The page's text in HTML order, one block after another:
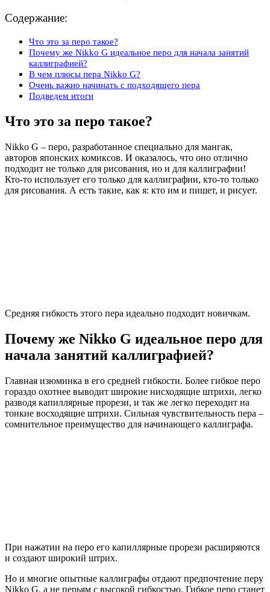
Содержание:
Что это за перо такое?
Почему же Nikko G идеальное перо для начала занятий
каллиграфией?
В чем плюсы пера Nikko G?
Очень важно начинать с подходящего пера
Подведем итоги
Что это за перо такое?
Nikko G – перо, разработанное специально для мангак,
авторов японских комиксов. И оказалось, что оно отлично
подходит не только для рисования, но и для каллиграфии!
Кто-то использует его только для каллиграфии, кто-то только
для рисования. А есть такие, как я: кто им и пишет, и рисует.
Средняя гибкость этого пера идеально подходит новичкам.
Почему же Nikko G идеальное перо для
начала занятий каллиграфией?
Главная изюминка в его средней гибкости. Более гибкое перо
гораздо охотнее выводит широкие нисходящие штрихи, легко
разводя капиллярные прорези, и так же легко переходит на
тонкие восходящие штрихи. Сильная чувствительность пера –
сомнительное преимущество для начинающего каллиграфа.
При нажатии на перо его капиллярные прорези расширяются
и создают широкий штрих.
Но и многие опытные каллиграфы отдают предпочтение перу
Nikko G, а не перьям с высокой гибкостью. Гибкое перо станет